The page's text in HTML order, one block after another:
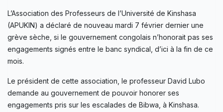
L’Association des Professeurs de l’Université de Kinshasa
(APUKIN) a déclaré de nouveau mardi 7 février dernier une
grève sèche, si le gouvernement congolais n’honorait pas ses
engagements signés entre le banc syndical, d’ici à la fin de ce
mois.
Le président de cette association, le professeur David Lubo
demande au gouvernement de pouvoir honorer ses
engagements pris sur les escalades de Bibwa, à Kinshasa.